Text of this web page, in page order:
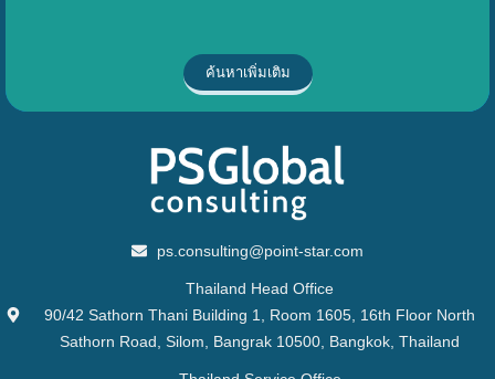
ค้นหาเพิ่มเติม
ps.consulting@point-star.com
Thailand Head Office
90/42 Sathorn Thani Building 1, Room 1605, 16th Floor North
Sathorn Road, Silom, Bangrak 10500, Bangkok, Thailand